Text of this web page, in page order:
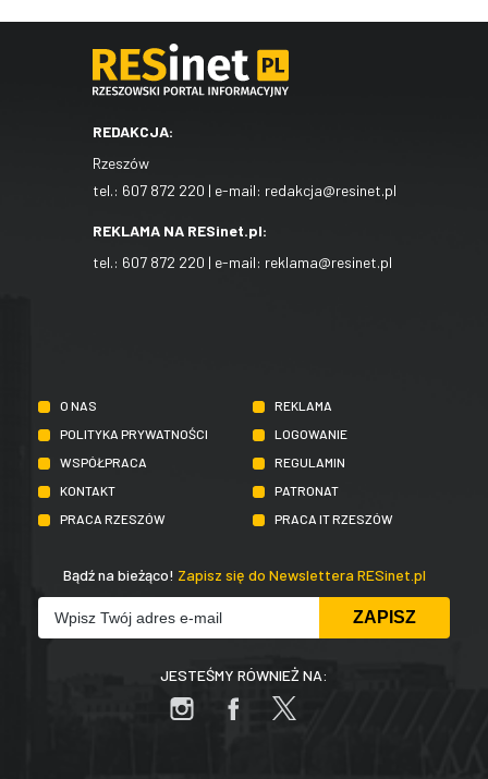
REDAKCJA:
Rzeszów
tel.: 607 872 220 | e-mail: redakcja@resinet.pl
REKLAMA NA RESinet.pl:
tel.: 607 872 220 | e-mail: reklama@resinet.pl
O NAS
REKLAMA
POLITYKA PRYWATNOŚCI
LOGOWANIE
WSPÓŁPRACA
REGULAMIN
KONTAKT
PATRONAT
PRACA RZESZÓW
PRACA IT RZESZÓW
Bądź na bieżąco! Zapisz się do Newslettera RESinet.pl
JESTEŚMY RÓWNIEŻ NA: